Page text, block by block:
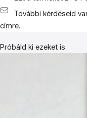
További kérdéseid
címre.
Próbáld ki ezeket is